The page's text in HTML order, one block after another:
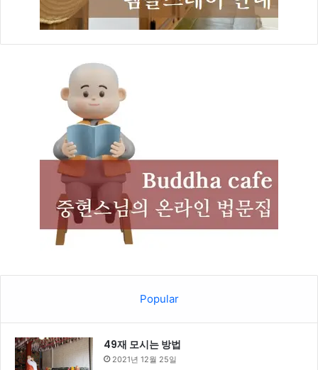
Popular
49재 모시는 방법
2021년 12월 25일